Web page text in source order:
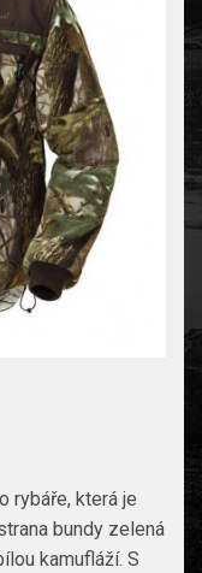
rybáře, která je
bundy zelená
kamufláží. S